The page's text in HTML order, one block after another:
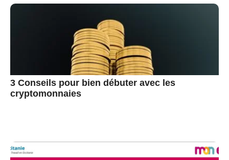
3 Conseils pour bien débuter avec les
cryptomonnaies